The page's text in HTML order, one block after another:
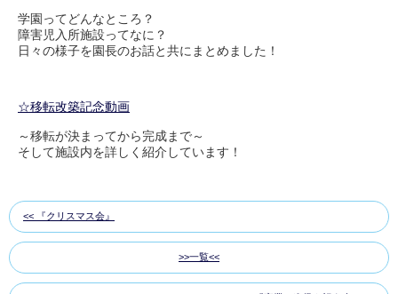
学園ってどんなところ？
障害児入所施設ってなに？
日々の様子を園長のお話と共にまとめました！
☆移転改築記念動画
～移転が決まってから完成まで～
そして施設内を詳しく紹介しています！
『クリスマス会』
一覧